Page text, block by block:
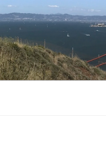
Saltar
al
contenido